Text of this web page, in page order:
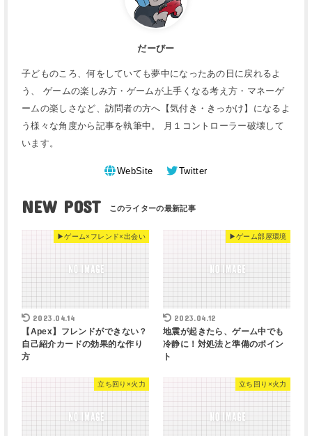
だーびー
子どものころ、何をしていても夢中になったあの日に戻れるよ
う、 ゲームの楽しみ方・ゲームが上手くなる考え方・マネーゲ
ームの楽しさなど、訪問者の方へ【気付き・きっかけ】になるよ
う様々な角度から記事を執筆中。 月１コントローラー破壊して
います。
WebSite Twitter
NEW POST
▶︎ゲーム×フレンド×出会い
2023.04.14
【Apex】フレンドができない？
自己紹介カードの効果的な作り
方
▶︎ゲーム部屋環境
2023.04.12
地震が起きたら、ゲーム中でも
冷静に！対処法と準備のポイン
ト
立ち回り×火力 立ち回り×火力